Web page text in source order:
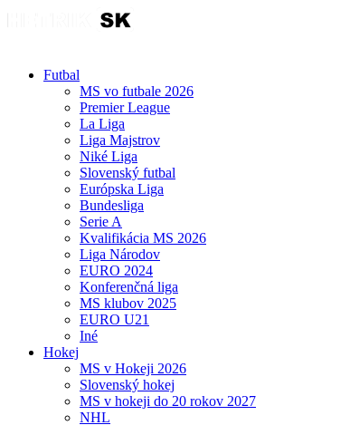
Futbal
MS vo futbale 2026
Premier League
La Liga
Liga Majstrov
Niké Liga
Slovenský futbal
Európska Liga
Bundesliga
Serie A
Kvalifikácia MS 2026
Liga Národov
EURO 2024
Konferenčná liga
MS klubov 2025
EURO U21
Iné
Hokej
MS v Hokeji 2026
Slovenský hokej
MS v hokeji do 20 rokov 2027
NHL